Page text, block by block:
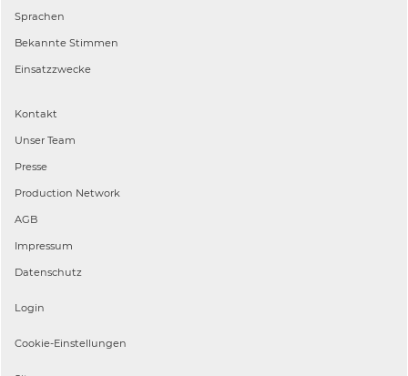
Sprachen
Bekannte Stimmen
Einsatzzwecke
Kontakt
Unser Team
Presse
Production Network
AGB
Impressum
Datenschutz
Login
Cookie-Einstellungen